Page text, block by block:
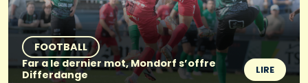
FOOTBALL
Far a le dernier mot, Mondorf s’offre
Differdange
LIRE